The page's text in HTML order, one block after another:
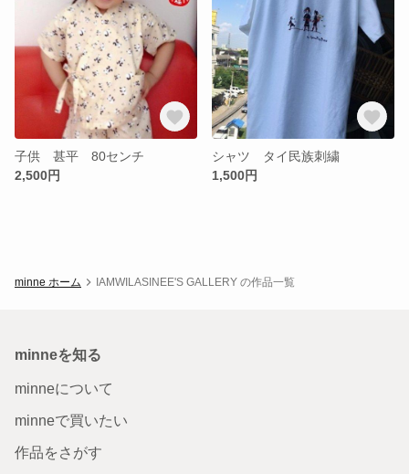
子供 甚平 80センチ
2,500円
シャツ タイ民族刺繍
1,500円
minne ホーム IAMWILASINEE'S GALLERY の作品一覧
minneを知る
minneについて
minneで買いたい
作品をさがす